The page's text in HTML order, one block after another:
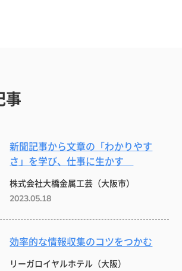
事
新聞記事から文章の「わかりやす
さ」を学び、仕事に生かす
株式会社大橋金属工芸（大阪市）
2023.05.18
効率的な情報収集のコツをつかむ
リーガロイヤルホテル（大阪）